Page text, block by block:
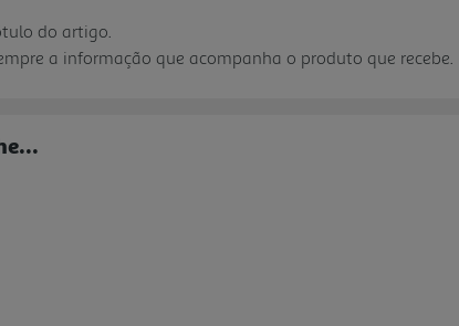
do artigo.
a informação que acompanha o produto que recebe.